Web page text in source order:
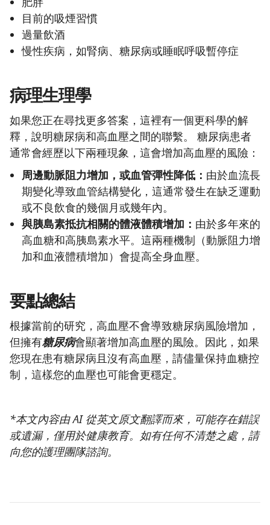
目前的吸煙習慣
過量飲酒
慢性疾病，如腎病、糖尿病或睡眠呼吸暫停症
病理生理學
如果您正在尋找更多答案，這裡有一個更科學的解
釋，說明糖尿病和高血壓之間的聯繫。 糖尿病患者
通常會經歷以下兩種現象，這會增加高血壓的風險：
周邊動脈阻力增加，或血管彈性降低： 由於血流長
期變化導致血管結構變化，這通常發生在缺乏運動
或不良飲食的幾個月或幾年內。
與胰島素抵抗相關的體液體積增加： 由於多年來的
高血糖和高胰島素水平。這兩種機制（動脈阻力增
加和血液體積增加）會提高全身血壓。
要點總結
根據當前的研究，高血壓不會導致糖尿病風險增加，
但擁有糖尿病會顯著增加高血壓的風險。因此，如果
您現在患有糖尿病且沒有高血壓，請儘量保持血糖控
制，這樣您的血壓也可能會更穩定。
*本文內容由 AI 從英文原文翻譯而來，可能存在錯誤
或遺漏，僅用於健康教育。如有任何不清楚之處，請
向您的護理團隊諮詢。